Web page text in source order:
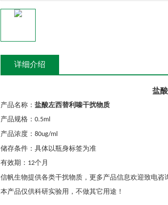
详细介绍
盐
产品名称： 盐酸左西替利嗪干扰物质
产品规格： 0.5ml
产品浓度： 80ug/ml
储存条件：具体以瓶身标签为准
有效期： 12个月
信帆生物提供各类干扰物质，更多产品信息欢迎致电咨
本产品仅供科研实验用，不做其它用途！